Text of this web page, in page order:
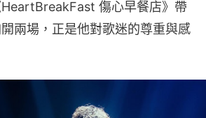
傷心早餐店》帶
兩場，正是他對歌迷的尊重與感